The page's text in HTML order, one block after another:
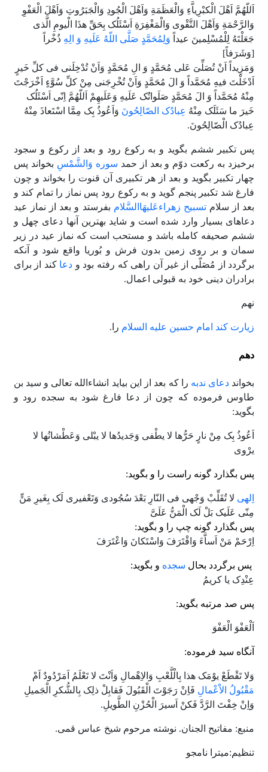
اَللّهُمَّ اَهْلَ الْکبْرِیاَّءِ وَالْعَظَمَةِ وَاَهْلَ الْجُودِ وَالْجَبَرُوتِ وَاَهْلَ الْعَفْوِ
وَالرَّحْمَةِ وَاَهْلَ التَّقْوى وَالْمَغْفِرَةِ اَسْئَلُک بِحَقِّ هذَا الْیومِ الَّذى
جَعَلْتَهُ لِلْمُسْلِمینَ عیداً وَلِمُحَمَّدٍ صَلَّى اللّهُ عَلَیهِ وَ الِهِ ذُخْراً
[وَشَرَفاً]
وَمَزِیداً اَنْ تُصَلِّىَ عَلى مُحَمَّدٍ وَ الِ مُحَمَّدٍ وَاَنْ تُدْخِلَنى فى کلِّ خَیرٍ
اَدْخَلْتَ فیهِ مُحَمَّداً وَ الَ مُحَمَّدٍ وَاَنْ تُخْرِجَنى مِنْ کلِّ سُوَّءٍ اَخْرَجْتَ
مِنْهُ مُحَمَّداً وَ الَ مُحَمَّدٍ صَلَواتُک عَلَیهِ وَعَلَیهِمْ اَللّهُمَّ اِنّى اَسْئَلُک
خَیرَ ما سَئَلَک مِنْهُ عِبادُک الصّالِحُونَ وَاَعُوذُ بِک مِمَّا اسْتَعاذَ مِنْهُ
عِبادُک الْصّالِحُونَ.
پس تکبیر ششم بگوید و به رکوع رود و بعد از رکوع و سجود
برخیزد به رکعت دوّم و بعد از حمد سوره وَالشَّمْسِ بخواند پس
چهار تکبیر بگوید و بعد از هر تکبیرى آن قنوت را بخواند و چون
فارغ شد تکبیر پنجم گوید و به رکوع رود پس نماز را تمام کند و
بعد از سلامتسبیح زهراءعَلیهَاالسَّلام بفرستد و بعد از نماز عید
دعاهاى بسیار وارد شده است و شاید بهترین آنها دعاى چهل و
ششم صحیفه کامله باشد و مستحب است که نماز عید در زیر
سمان و بر روى زمین بدون فرش و بُوریا واقع شود و آنکه
برگردد از مُصَلّى از غیر آن راهى که رفته بود و دعا کند از براى
برادران دینى خود به قبولى اعمال.
نهم
زیارت کند امام حسین علیه السلام را.
دهم
بخواند دعاى ندبه را که بعد از این بیاید انشاءالله تعالى و سید بن
طاوس فرموده که چون از دعا فارغ شود به سجده رود و
بگوید:
اَعُوذُ بِک مِنْ نارٍ حَرُّها لا یطْفى وَجَدیدُها لا یبْلى وَعَطْشانُها لا
یرْوى
پس بگذارد گونه راست را و بگوید:
اِلهى لا تُقَلِّبْ وَجْهى فى النّارِ بَعْدَ سُجُودى وَتَعْفیرى لَک بِغَیرِ مَنٍّ
مِنّى عَلَیک بَلْ لَک الْمَنُّ عَلَىَّ
پس بگذارد گونه چپ را و بگوید:
اِرْحَمْ مَنْ اَساَّءَ وَاقْتَرَفَ وَاسْتَکانَ وَاعْتَرَفَ
پس برگردد بحال سجده و بگوید:
عِنْدِک یا کریمُ
پس صد مرتبه بگوید:
اَلْعَفْوَ الْعَفْوَ
آنگاه سید فرموده:
وَلا تَقْطَعْ یوْمَک هذا بِالْلَّعْبِ وَالاِهْمالِ وَاَنْتَ لا تَعْلَمُ اَمَرْدُودٌ اَمْ
مَقْبُولُ الاْعْمالِ فَاِنْ رَجَوْتَ الْقَبُولَ فَقابِلْ ذلِک بِالشُّکرِ الْجَمیلِ
وَاِنْ خِفْتَ الرَّدَّ فَکنْ اَسیرَ الْحُزْنِ الطَّویلِ.
منبع: مفاتیح الجنان. نوشته مرحوم شیخ عباس قمی.
تنظیم:میترا نامجو